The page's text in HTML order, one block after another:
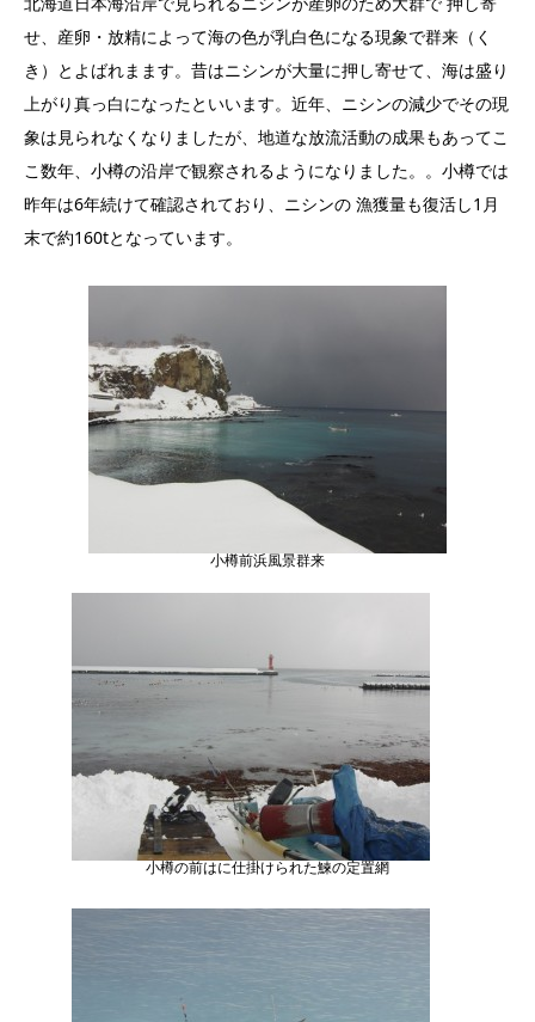
せ、産卵・放精によって海の色が乳白色になる現象で群来（く
き）とよばれまます。昔はニシンが大量に押し寄せて、海は盛り
上がり真っ白になったといいます。近年、ニシンの減少でその現
象は見られなくなりましたが、地道な放流活動の成果もあってこ
こ数年、小樽の沿岸で観察されるようになりました。。小樽では
昨年は6年続けて確認されており、ニシンの 漁獲量も復活し1月
末で約160tとなっています。
小樽前浜風景群来
小樽の前はに仕掛けられた鰊の定置網